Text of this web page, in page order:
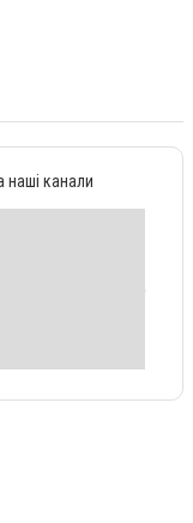
наші канали